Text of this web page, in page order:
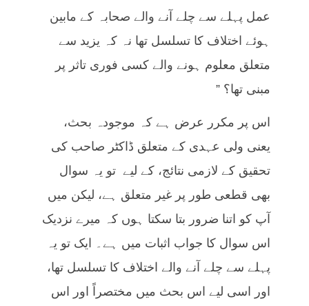
عمل پہلے سے چلے آنے والے صحابہ کے مابین
ہوئے اختلاف کا تسلسل تھا نہ کہ یزید سے
متعلق معلوم ہونے والے کسی فوری تاثر پر
مبنی تھا؟ ”
اس پر مکرر عرض ہے کہ موجودہ بحث،
یعنی ولی عہدی کے متعلق ڈاکٹر صاحب کی
تحقیق کے لازمی نتائج، کے لیے تو یہ سوال
بھی قطعی طور پر غیر متعلق ہے، لیکن میں
آپ کو اتنا ضرور بتا سکتا ہوں کہ میرے نزدیک
اس سوال کا جواب اثبات میں ہے۔ ایک تو یہ
پہلے سے چلے آنے والے اختلاف کا تسلسل تھا،
اور اسی لیے اس بحث میں مختصراً اور اس